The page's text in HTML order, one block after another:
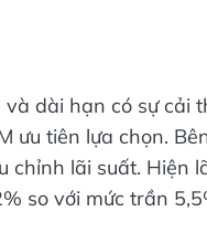
dài hạn có sự cải
ưu tiên lựa chọn.
chỉnh lãi suất. Hiện
so với mức trần